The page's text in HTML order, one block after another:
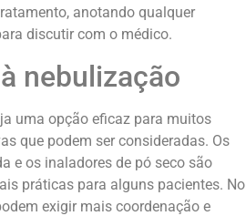
anotando qualquer
discutir com o médico.
nebulização
uma opção eficaz para muitos
que podem ser consideradas. Os
e os inaladores de pó seco são
práticas para alguns pacientes. No
exigir mais coordenação e